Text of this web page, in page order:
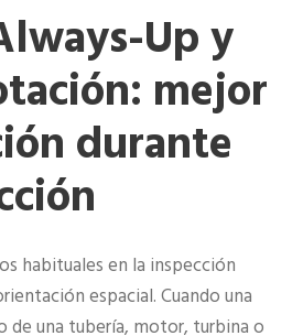
Up y
mejor
durante
habituales en la inspección
espacial. Cuando una
de una tubería, motor, turbina o